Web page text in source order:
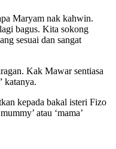
Maryam nak kahwin.
bagus. Kita sokong
sesuai dan sangat
Kak Mawar sentiasa
katanya.
kepada bakal isteri Fizo
atau ‘mama’